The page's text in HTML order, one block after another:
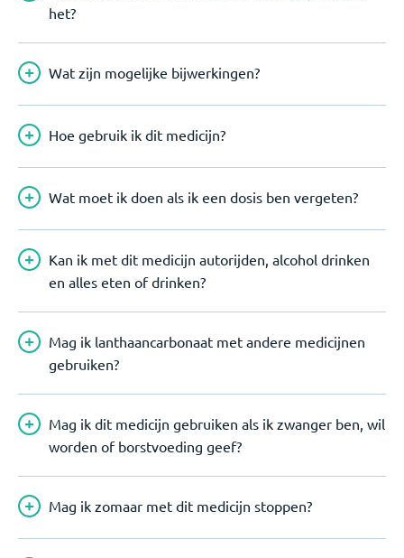
het?
Wat zijn mogelijke bijwerkingen?
Hoe gebruik ik dit medicijn?
Wat moet ik doen als ik een dosis ben vergeten?
Kan ik met dit medicijn autorijden, alcohol drinken
en alles eten of drinken?
Mag ik lanthaancarbonaat met andere medicijnen
gebruiken?
Mag ik dit medicijn gebruiken als ik zwanger ben, wil
worden of borstvoeding geef?
Mag ik zomaar met dit medicijn stoppen?